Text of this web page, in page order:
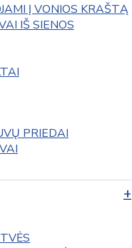
Į VONIOS KRAŠTĄ
IŠ SIENOS
PRIEDAI